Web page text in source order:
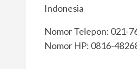
Indonesia
Nomor Telepon: 021-
Nomor HP: 0816-